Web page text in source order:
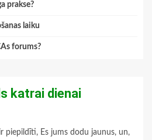
prakse?
laiku
forums?
katrai dienai
piepildīti, Es jums dodu jaunus, un,